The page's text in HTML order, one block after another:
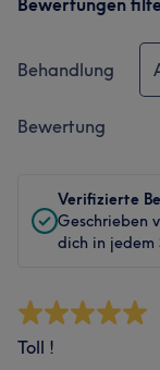
Behandlung
Bewertung
Verifizierte
Geschrieben
dich in jedem
Toll !